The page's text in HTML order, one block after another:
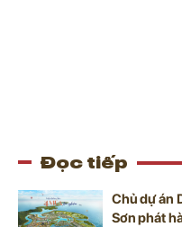
Đọc tiếp
Chủ dự án
Sơn phát